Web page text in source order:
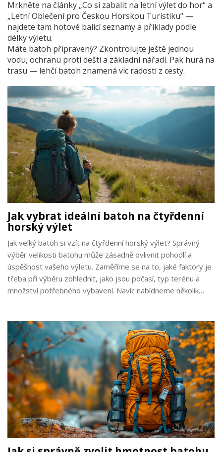
Mrkněte na články „Co si zabalit na letní výlet do hor“ a
„Letní Oblečení pro Českou Horskou Turistiku“ —
najdete tam hotové balicí seznamy a příklady podle
délky výletu.
Máte batoh připravený? Zkontrolujte ještě jednou
vodu, ochranu proti dešti a základní nářadí. Pak hurá na
trasu — lehčí batoh znamená víc radosti z cesty.
Jak vybrat ideální batoh na čtyřdenní
horský výlet
Jak velký batoh si vzít na čtyřdenní horský výlet? Správný
výběr velikosti batohu může zásadně ovlivnit pohodlí a
úspěšnost vašeho výletu. Zaměříme se na to, jaké faktory je
třeba při výběru zohlednit, jako jsou počasí, typ terénu a
množství potřebného vybavení. Navíc nabídneme několik